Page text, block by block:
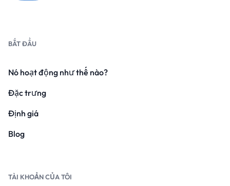
BẮT ĐẦU
Nó hoạt động như thế nào?
Đặc trưng
Định giá
Blog
TÀI KHOẢN CỦA TÔI